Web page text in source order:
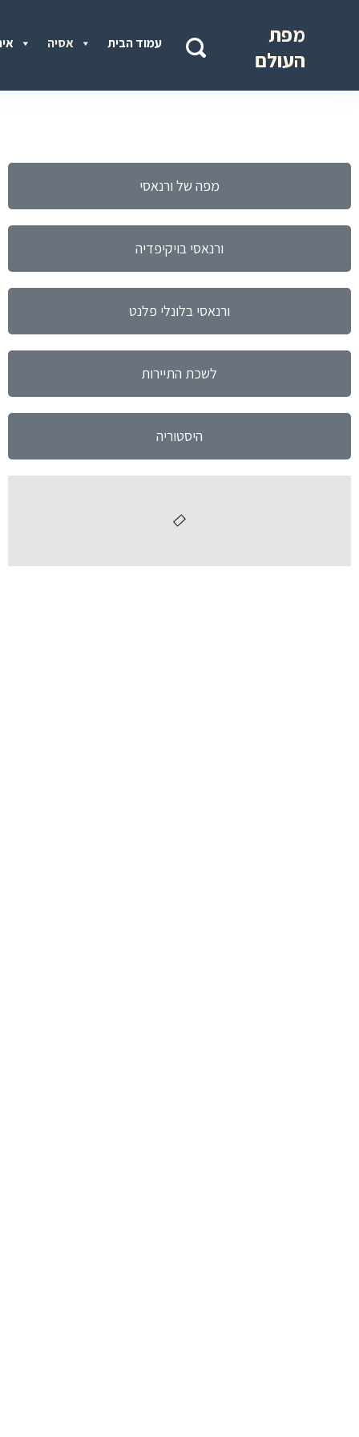
אסיה עמוד הבית
מפת
העולם
מפה של ורנאסי
ורנאסי בויקיפדיה
ורנאסי בלונלי פלנט
לשכת התיירות
היסטוריה